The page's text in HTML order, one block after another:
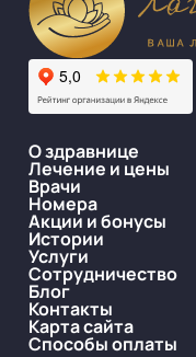
О здравнице
Лечение и цены
Врачи
Номера
Акции и бонусы
Истории
Услуги
Сотрудничество
Блог
Контакты
Карта сайта
Способы оплаты